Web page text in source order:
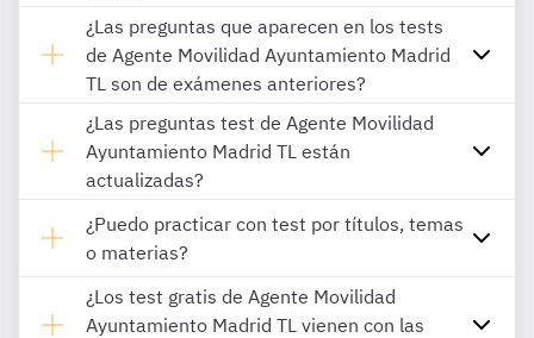
¿Las preguntas que aparecen en los tests
de Agente Movilidad Ayuntamiento Madrid
TL son de exámenes anteriores?
¿Las preguntas test de Agente Movilidad
Ayuntamiento Madrid TL están
actualizadas?
¿Puedo practicar con test por títulos, temas
o materias?
¿Los test gratis de Agente Movilidad
Ayuntamiento Madrid TL vienen con las